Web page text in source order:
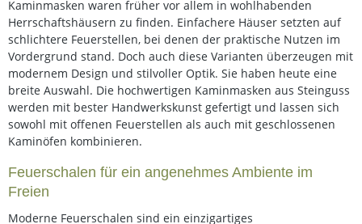
Kaminmasken waren früher vor allem in wohlhabenden
Herrschaftshäusern zu finden. Einfachere Häuser setzten auf
schlichtere Feuerstellen, bei denen der praktische Nutzen im
Vordergrund stand. Doch auch diese Varianten überzeugen mit
modernem Design und stilvoller Optik. Sie haben heute eine
breite Auswahl. Die hochwertigen Kaminmasken aus Steinguss
werden mit bester Handwerkskunst gefertigt und lassen sich
sowohl mit offenen Feuerstellen als auch mit geschlossenen
Kaminöfen kombinieren.
Feuerschalen für ein angenehmes Ambiente im
Freien
Moderne Feuerschalen sind ein einzigartiges